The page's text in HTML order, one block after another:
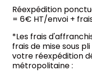
Réexpédition
= 6€ HT/envoi +
*Les frais
frais de mise sous
votre réexpédition
métropolitaine :